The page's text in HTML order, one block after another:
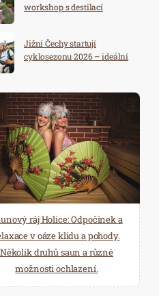
co potřebujete pro
Innsbruck. Poskytuje
lyžařských areálů v okolí
sousedním údolí Stubai,
jsou certifikované
kvalitou – proto zde
podmínky přizpůsobené
k dispozici mimo jiné
koberec v
prvky. Malé, ale
Erlebnisberg
areál a tři sáňkařské
workshop s destilací
Jižní Čechy startují
cyklosezonu 2026 – ideální
ráj Holice: Odpočinek a
v oáze klidu a pohody.
Několik druhů saun a různé
možnosti ochlazení.
Hotel Děvín: Odpočiňte si od
všedních dnů a přijeďte
načerpat novou energii do
Mariánských Lázní.